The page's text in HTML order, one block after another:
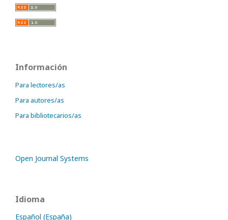
Información
Para lectores/as
Para autores/as
Para bibliotecarios/as
Open Journal Systems
Idioma
Español (España)